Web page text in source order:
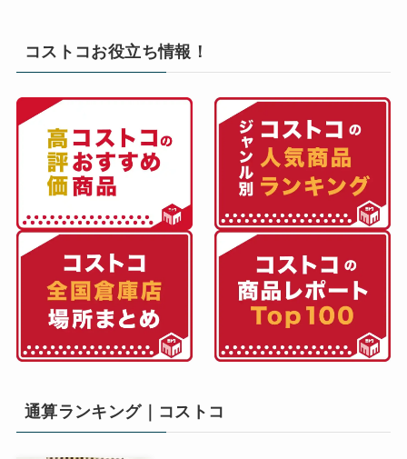
コストコお役立ち情報！
通算ランキング｜コストコ